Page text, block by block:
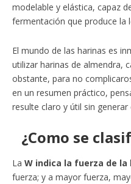
modelable y elástica, capaz
fermentación que produce la
El mundo de las harinas es
utilizar harinas de almendra,
obstante, para no
en un resumen práctico,
resulte claro y útil sin generar
¿Como se
La W indica la fuerza de la
fuerza; y a mayor fuerza,